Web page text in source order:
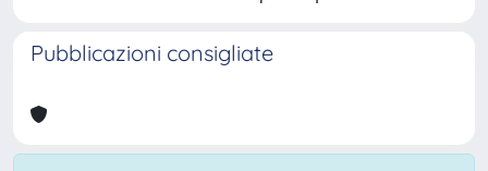
Pubblicazioni consigliate